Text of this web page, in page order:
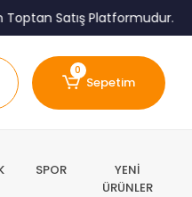
Satış Platformudur.
0
Sepetim
SPOR
YENİ
ÜRÜNLER